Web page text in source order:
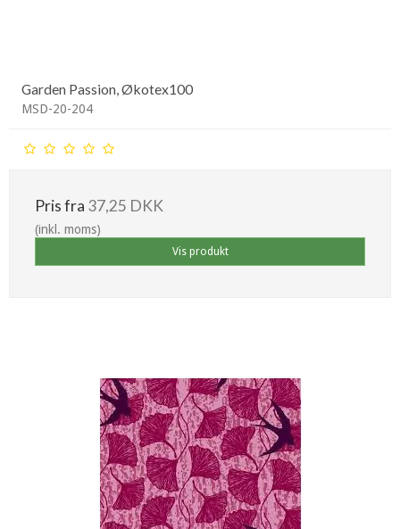
Garden Passion, Økotex100
MSD-20-204
Pris fra 37,25 DKK
(inkl. moms)
Vis produkt